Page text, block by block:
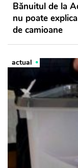
Bănuitul de la
nu poate
de camioane
actual